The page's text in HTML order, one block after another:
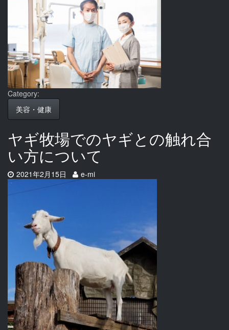
Category:
美容・健康
ヤギ牧場でのヤギとの触れ合
い方について
Date:
2021年2月15日 Author:
e-mi